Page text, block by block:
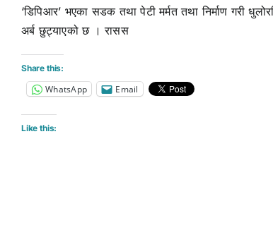
‘डिपिआर’ भएका सडक तथा पेटी मर्मत तथा निर्माण गरी
अर्ब छुट्याएको छ । रासस
Share this:
WhatsApp Email
Like this: